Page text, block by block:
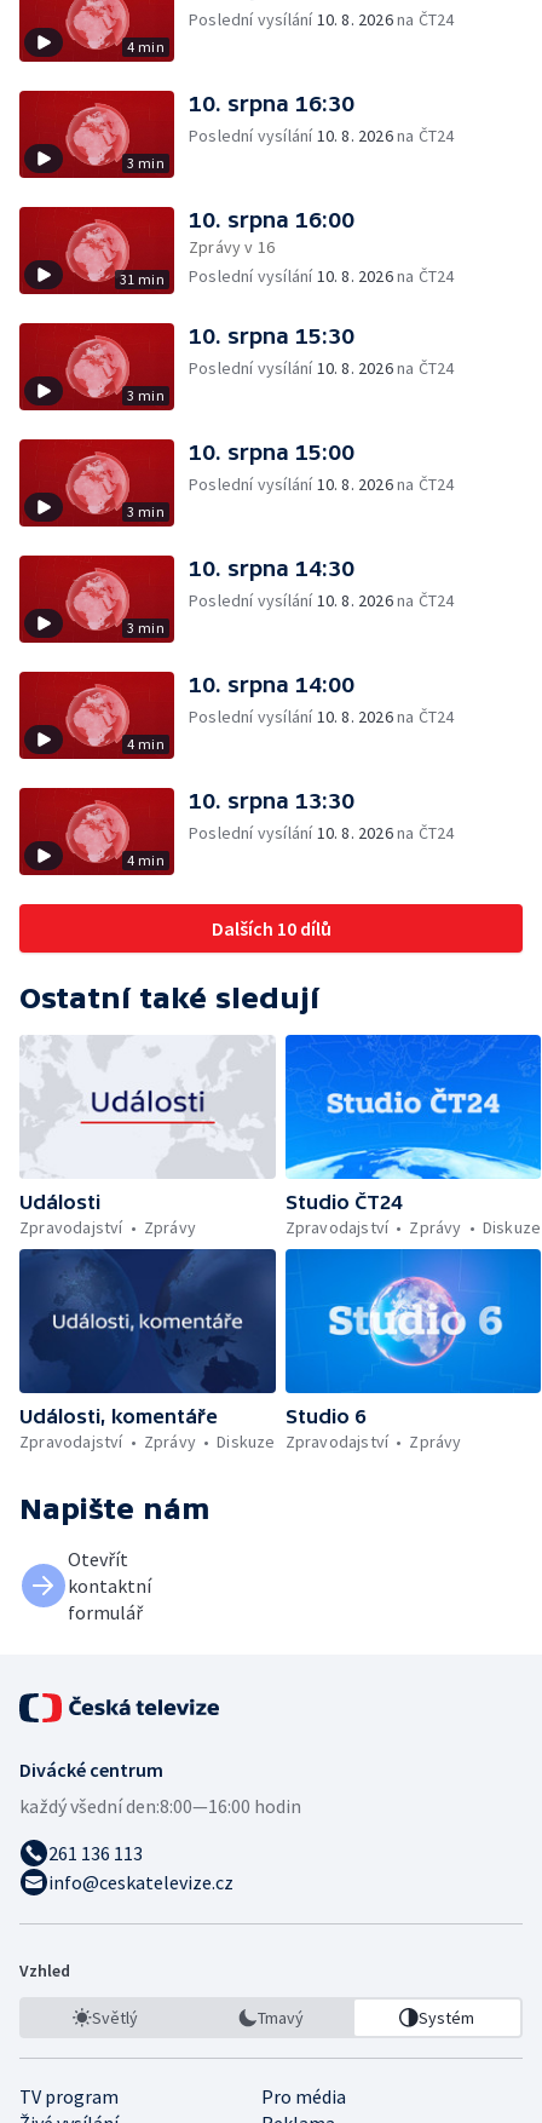
4 min
Poslední vysílání10. 8. 2026na ČT24
3 min
10. srpna 16:30
Poslední vysílání10. 8. 2026na ČT24
31 min
10. srpna 16:00
Zprávy v 16
Poslední vysílání10. 8. 2026na ČT24
3 min
10. srpna 15:30
Poslední vysílání10. 8. 2026na ČT24
3 min
10. srpna 15:00
Poslední vysílání10. 8. 2026na ČT24
3 min
10. srpna 14:30
Poslední vysílání10. 8. 2026na ČT24
4 min
10. srpna 14:00
Poslední vysílání10. 8. 2026na ČT24
4 min
10. srpna 13:30
Poslední vysílání10. 8. 2026na ČT24
Dalších 10 dílů
Ostatní také sledují
Události
Zpravodajství
Zprávy
Studio ČT24
Zpravodajství
Zprávy Diskuze
Události, komentáře
Zpravodajství
Zprávy Diskuze
Studio 6
Zpravodajství
Zprávy
Napište nám
Otevřít
kontaktní
formulář
Divácké centrum
každý všední den:8:00—16:00 hodin
261 136 113
info@ceskatelevize.cz
Vzhled
Světlý Tmavý Systém
TV program
Pro média